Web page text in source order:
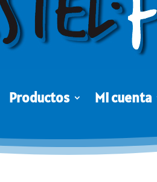
Productos Mi cuenta